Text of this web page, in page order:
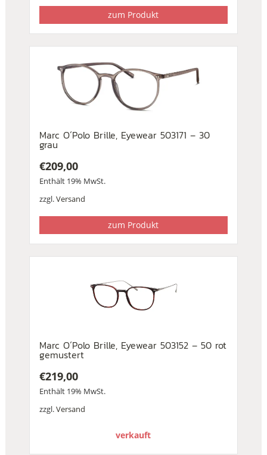
zum Produkt
Marc O´Polo Brille, Eyewear 503171 – 30
grau
€209,00
Enthält 19% MwSt.
zzgl.Versand
zum Produkt
Marc O´Polo Brille, Eyewear 503152 – 50 rot
gemustert
€219,00
Enthält 19% MwSt.
zzgl.Versand
verkauft